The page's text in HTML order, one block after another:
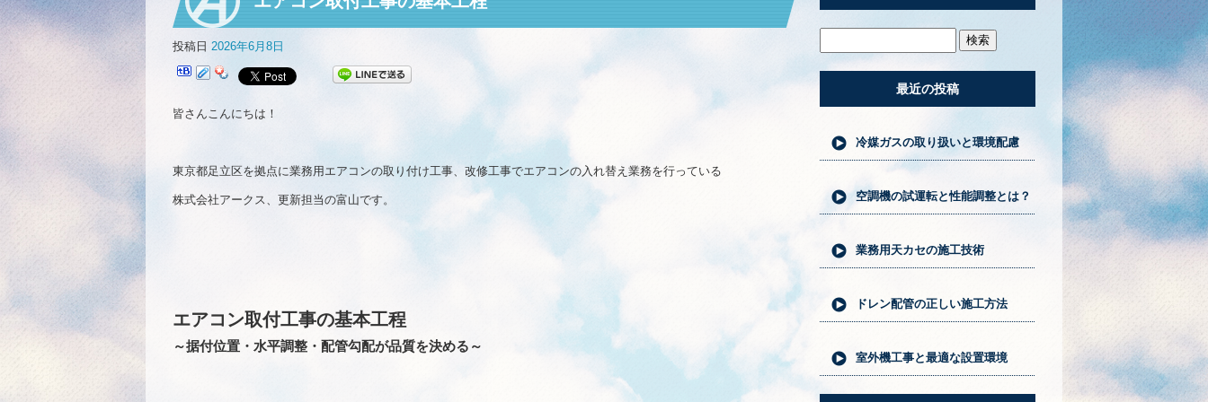
投稿日 2026年6月8日
皆さんこんにちは！
東京都足立区を拠点に業務用エアコンの取り付け工事、改修工事でエアコンの入れ替え業務を行っている
株式会社アークス、更新担当の富山です。
エアコン取付工事の基本工程
～据付位置・水平調整・配管勾配が品質を決める～
最近の投稿
冷媒ガスの取り扱いと環境配慮
空調機の試運転と性能調整とは？
業務用天カセの施工技術
ドレン配管の正しい施工方法
室外機工事と最適な設置環境